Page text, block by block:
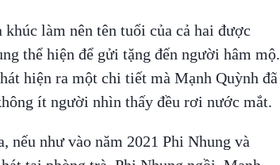
làm nên tên tuổi của cả hai được
thể hiện để gửi tặng đến người hâm mộ.
hiện ra một chi tiết mà Mạnh Quỳnh đã
ít người nhìn thấy đều rơi nước mắt.
nếu như vào năm 2021 Phi Nhung và